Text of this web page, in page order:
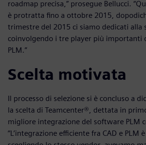
roadmap precisa,” prosegue Bellucci.
è protratta fino a ottobre 2015,
trimestre del 2015 ci siamo dedicati alla
coinvolgendo i tre player più importanti
PLM.”
Scelta motivata
Il processo di selezione si è concluso a
la scelta di Teamcenter®, dettata in
migliore integrazione del software PLM
“L’integrazione efficiente fra CAD e PLM